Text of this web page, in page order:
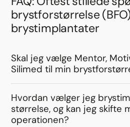
brystforstørrelse
brystimplantater
Skal jeg vælge Mentor,
Silimed til min
Hvordan vælger jeg
størrelse, og kan jeg skifte
operationen?